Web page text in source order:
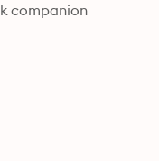
companion